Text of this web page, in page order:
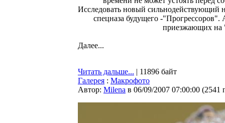
Исследовать новый сильнодействующий
спецназа будущего -
приезжающих на
Далее...
Читать дальше... | 11896 байт
Галерея : Макрофото
Автор: Milena в 06/09/2007 07:00:00 (2541